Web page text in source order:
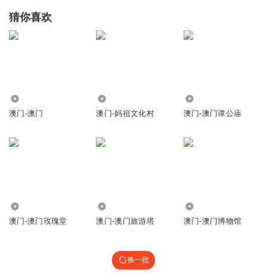
猜你喜欢
澳门-澳门 澳门-妈祖文化村 澳门-澳门谭公庙
澳门-澳门玫瑰堂 澳门-澳门旅游塔 澳门-澳门博物馆
换一批